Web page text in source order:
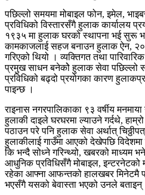
पछिल्लो समयमा मोबाइल फोन, इमेल,
प्रविधिको विस्तारसँगै हुलाक कार्यालय
१९३५ मा हुलाक घरको स्थापना भई सुरू
कामकाजलाई सहज बनाउन हुलाक ऐन,
गरिएको थियो । व्यक्तिगत तथा
प्रमुख साधन बनेकोे हुलाक सेवा पछिल्लो
प्रविधिको बढ्दो प्रयोगका कारण
पाइन्छ ।
राइनास नगरपालिकाका ९३ वर्षीय
हुलाकी दाइले घरघरमा ल्याउने गर्दथे,
पठाउन परे पनि हुलाक सेवा अर्थात्
हुलाकीलाई गाउँमा आएको देखेपछि
कि भन्दै सोध्ने गरिन्थ्यो, खबरको माध्यम
आधुनिक प्रविधिसँगै मोबाइल, इन्टरनेटको
रहेका आफ्ना आफन्तको हालखबर मिनेटमै
भएसँगै यसको बेवास्ता भएको उनले बताइन्